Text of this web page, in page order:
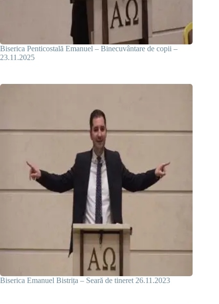
Biserica Penticostală Emanuel – Binecuvântare de copii –
23.11.2025
Biserica Emanuel Bistrița – Seară de tineret 26.11.2023